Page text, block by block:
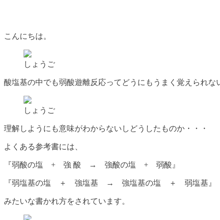
こんにちは。
しょうご
酸塩基の中でも弱酸遊離反応ってどうにもうまく覚えられな
しょうご
理解しようにも意味がわからないしどうしたものか・・・
よくある参考書には、
『弱酸の塩 + 強 酸 → 強酸の塩 + 弱酸』
『弱塩基の塩 ＋ 強塩基 → 強塩基の塩 ＋ 弱塩基』
みたいな書かれ方をされています。